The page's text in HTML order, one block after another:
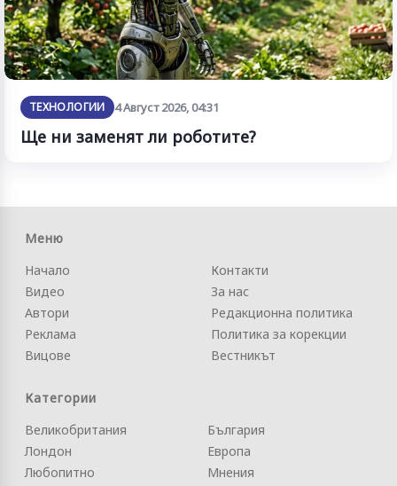
ТЕХНОЛОГИИ 4 Август 2026, 04:31
Ще ни заменят ли роботите?
Меню
Начало
Видео
Автори
Реклама
Вицове
Контакти
За нас
Редакционна политика
Политика за корекции
Вестникът
Категории
Великобритания
Лондон
Любопитно
България
Европа
Мнения